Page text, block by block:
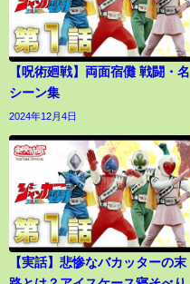
【呪術廻戦】両面宿儺 戦闘・名
シーン集
2024年12月4日
【実話】悲惨なバカッターの末